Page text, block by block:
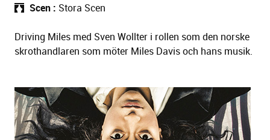
Scen Stora Scen
Driving Miles med Sven Wollter i rollen som den norske
skrothandlaren som möter Miles Davis och hans musik.